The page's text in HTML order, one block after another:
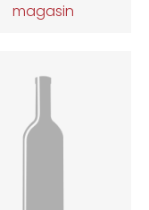
magasin